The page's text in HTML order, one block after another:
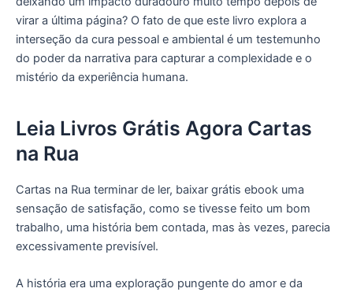
virar a última página? O fato de que este livro explora a
interseção da cura pessoal e ambiental é um testemunho
do poder da narrativa para capturar a complexidade e o
mistério da experiência humana.
Leia Livros Grátis Agora Cartas
na Rua
Cartas na Rua terminar de ler, baixar grátis ebook uma
sensação de satisfação, como se tivesse feito um bom
trabalho, uma história bem contada, mas às vezes, parecia
excessivamente previsível.
A história era uma exploração pungente do amor e da